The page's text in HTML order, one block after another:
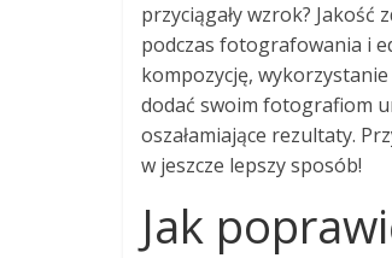
przyciągały wzrok?
podczas fotografowania i
kompozycję,
dodać swoim fotografiom
oszałamiające rezultaty.
w jeszcze lepszy sposób!
Jak